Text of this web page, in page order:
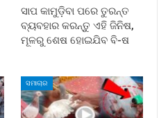
ସାପ କାମୁଡ଼ିବା ପରେ ତୁରନ୍ତ
ବ୍ୟବହାର କରନ୍ତୁ ଏହି ଜିନିଷ,
ମୂଳରୁ ଶେଷ ହୋଇଯିବ ବି-ଷ
ସମାଚାର